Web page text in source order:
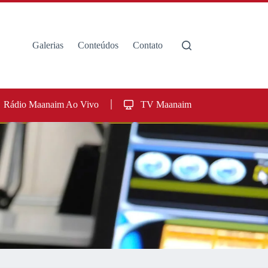
Galerias Conteúdos Contato
Rádio Maanaim Ao Vivo TV Maanaim